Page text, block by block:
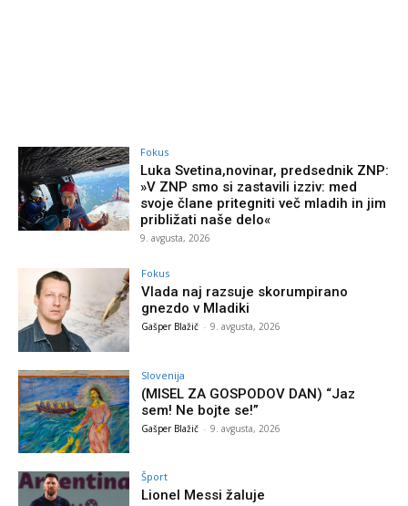
Fokus
Luka Svetina,novinar, predsednik ZNP:
»V ZNP smo si zastavili izziv: med
svoje člane pritegniti več mladih in jim
približati naše delo«
9. avgusta, 2026
Fokus
Vlada naj razsuje skorumpirano
gnezdo v Mladiki
Gašper Blažič - 9. avgusta, 2026
Slovenija
(MISEL ZA GOSPODOV DAN) “Jaz
sem! Ne bojte se!”
Gašper Blažič - 9. avgusta, 2026
Šport
Lionel Messi žaluje